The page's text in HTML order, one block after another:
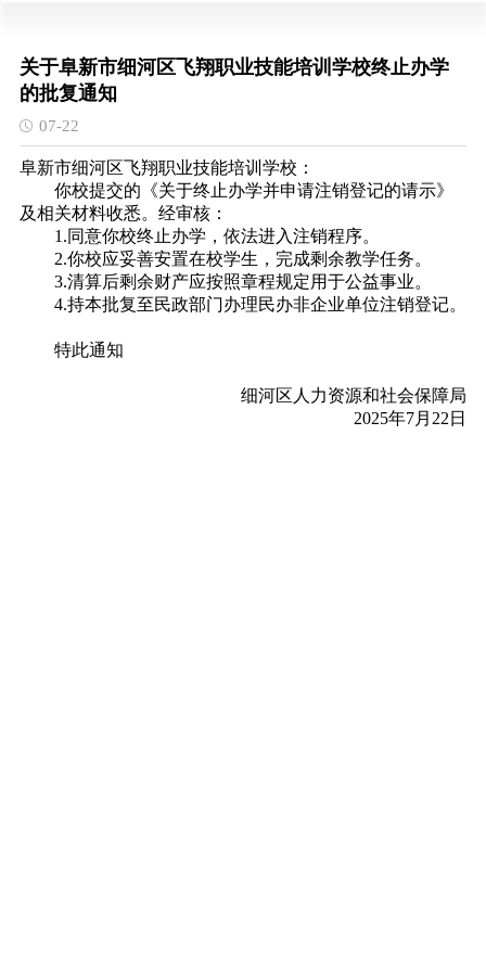
关于阜新市细河区飞翔职业技能培训学校终止办学
的批复通知
07-22
阜新市细河区飞翔职业技能培训学校：
你校提交的《关于终止办学并申请注销登记的请示》
及相关材料收悉。经审核：
1.同意你校终止办学，依法进入注销程序。
2.你校应妥善安置在校学生，完成剩余教学任务。
3.清算后剩余财产应按照章程规定用于公益事业。
4.持本批复至民政部门办理民办非企业单位注销登记。
特此通知
细河区人力资源和社会保障局
2025年7月22日